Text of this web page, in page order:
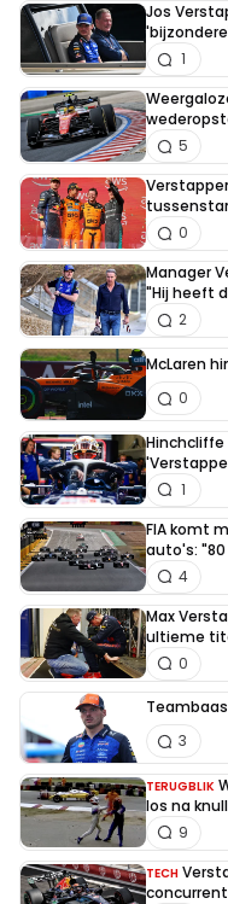
Jos
1
5
0
Manager
"Hij heeft
2
McLaren
0
1
FIA komt
auto's:
4
Max
ultieme
0
3
TERUGBLIK
los na
9
TECH